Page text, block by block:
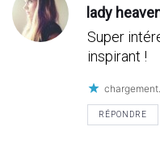
commentlady
Super
inspirant !
chargement…
RÉPONDRE
comment
comment
comment
comment
comment
comment